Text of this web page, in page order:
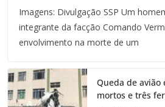
Imagens: Divulgação SSP Um
integrante da facção Comando
envolvimento na morte de um
Queda de avião
mortos e três